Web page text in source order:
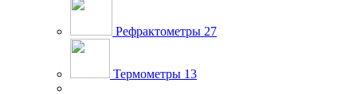
Рефрактометры 27
Термометры 13